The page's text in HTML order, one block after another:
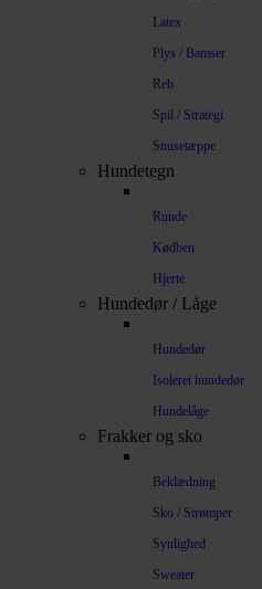
Latex
Plys / Bamser
Reb
Spil / Strategi
Snusetæppe
Hundetegn
Runde
Kødben
Hjerte
Hundedør / Låge
Hundedør
Isoleret hundedør
Hundelåge
Frakker og sko
Beklædning
Sko / Strømper
Synlighed
Sweater